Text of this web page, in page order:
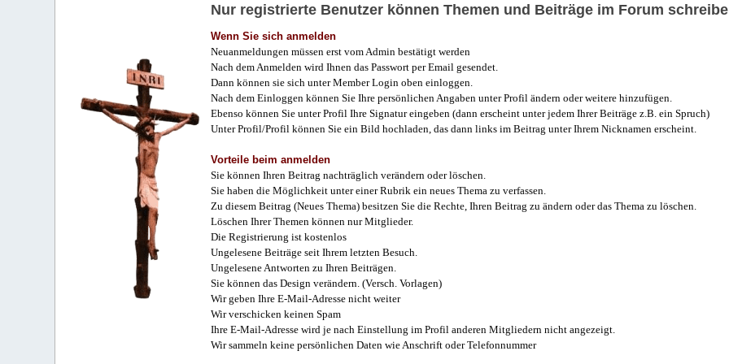
Nur registrierte Benutzer können Themen und Beiträge im Forum
Wenn Sie sich anmelden
Neuanmeldungen müssen erst vom Admin bestätigt werden
Nach dem Anmelden wird Ihnen das Passwort per Email gesendet.
Dann können sie sich unter Member Login oben einloggen.
Nach dem Einloggen können Sie Ihre persönlichen Angaben unter Profil ändern oder weitere hinzufügen.
Ebenso können Sie unter Profil Ihre Signatur eingeben (dann erscheint unter jedem Ihrer Beiträge z.B. ein Spruch)
Unter Profil/Profil können Sie ein Bild hochladen, das dann links im Beitrag unter Ihrem Nicknamen erscheint.
Vorteile beim anmelden
Sie können Ihren Beitrag nachträglich verändern oder löschen.
Sie haben die Möglichkeit unter einer Rubrik ein neues Thema zu verfassen.
Zu diesem Beitrag (Neues Thema) besitzen Sie die Rechte, Ihren Beitrag zu ändern oder das Thema zu löschen.
Löschen Ihrer Themen können nur Mitglieder.
Die Registrierung ist kostenlos
Ungelesene Beiträge seit Ihrem letzten Besuch.
Ungelesene Antworten zu Ihren Beiträgen.
Sie können das Design verändern. (Versch. Vorlagen)
Wir geben Ihre E-Mail-Adresse nicht weiter
Wir verschicken keinen Spam
Ihre E-Mail-Adresse wird je nach Einstellung im Profil anderen Mitgliedern nicht angezeigt.
Wir sammeln keine persönlichen Daten wie Anschrift oder Telefonnummer